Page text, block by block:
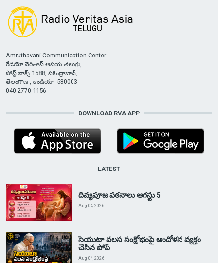
Amruthavani Communication Center
రేడియో వెరితాస్ ఆసియ తెలుగు,
పోస్ట్ బాక్స్ 1588, సికింద్రాబాద్,
తెలంగాణ , ఇండియా -530003
040 2770 1156
DOWNLOAD RVA APP
LATEST
దివ్యపూజ పఠనాలు ఆగస్టు 5
Aug 04, 2026
సెయుటా వలస సంక్షోభంపై ఆందోళన వ్యక్తం
చేసిన పోప్
Aug 04, 2026